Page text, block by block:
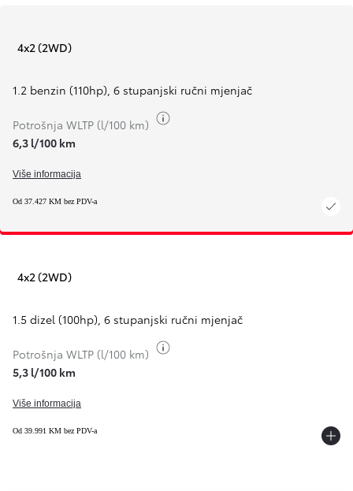
4x2 (2WD)
1.2 benzin (110hp), 6 stupanjski ručni mjenjač
Potrošnja WLTP (l/100 km)
6,3 l/100 km
Više informacija
Od 37.427 KM bez PDV-a
4x2 (2WD)
1.5 dizel (100hp), 6 stupanjski ručni mjenjač
Potrošnja WLTP (l/100 km)
5,3 l/100 km
Više informacija
Od 39.991 KM bez PDV-a